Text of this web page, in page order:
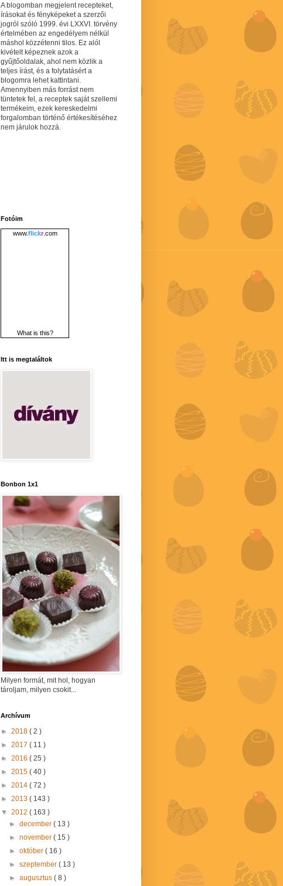
A blogomban megjelent recepteket,
írásokat és fényképeket a szerzői
jogról szóló 1999. évi LXXVI. törvény
értelmében az engedélyem nélkül
máshol közzétenni tilos. Ez alól
kivételt képeznek azok a
gyűjtőoldalak, ahol nem közlik a
teljes írást, és a folytatásért a
blogomra lehet kattintani.
Amennyiben más forrást nem
tüntetek fel, a receptek saját szellemi
termékeim, ezek kereskedelmi
forgalomban történő értékesítéséhez
nem járulok hozzá.
Fotóim
www.flickr.com
What is this?
Itt is megtaláltok
Bonbon 1x1
Milyen formát, mit hol, hogyan
tároljam, milyen csokit...
Archívum
► 2018 ( 2 )
► 2017 ( 11 )
► 2016 ( 25 )
► 2015 ( 40 )
► 2014 ( 72 )
► 2013 ( 143 )
▼ 2012 ( 163 )
►december( 13 )
►november( 15 )
►október( 16 )
►szeptember( 13 )
►augusztus( 8 )